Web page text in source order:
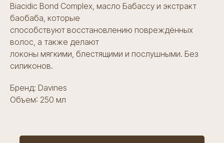
Biаcidic Bond Complex, масло Бабассу и экстракт
баобаба, которые
способствуют восстановлению повреждённых
волос, а также делают
локоны мягкими, блестящими и послушными. Без
силиконов.
Бренд: Davines
Объем: 250 мл
Контакты
ИНН 7802928910
ОГРН 1227800105720
Лицензия Л041-01148-78/00641300
Телеграм канал
Санкт-Петербург,
ул. Новолитовская, д. 10